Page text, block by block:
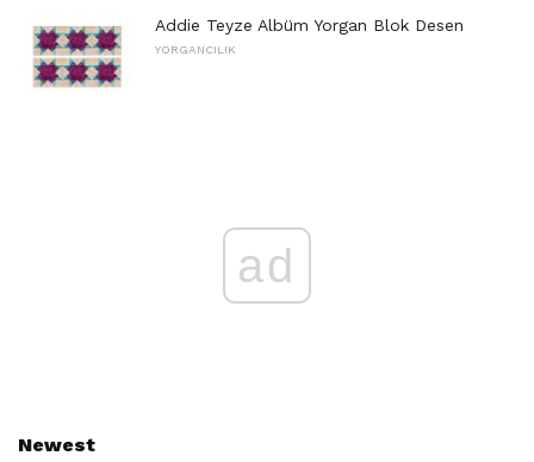
Addie Teyze Albüm Yorgan Blok Desen
YORGANCILIK
ad
Newest